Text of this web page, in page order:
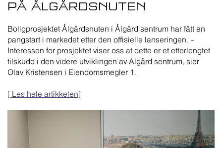
PÅ ÅLGÅRDSNUTEN
Boligprosjektet Ålgårdsnuten i Ålgård sentrum har fått en
pangstart i markedet etter den offisielle lanseringen. –
Interessen for prosjektet viser oss at dette er et etterlengtet
tilskudd i den videre utviklingen av Ålgård sentrum, sier
Olav Kristensen i Eiendomsmegler 1.
[ Les hele artikkelen]